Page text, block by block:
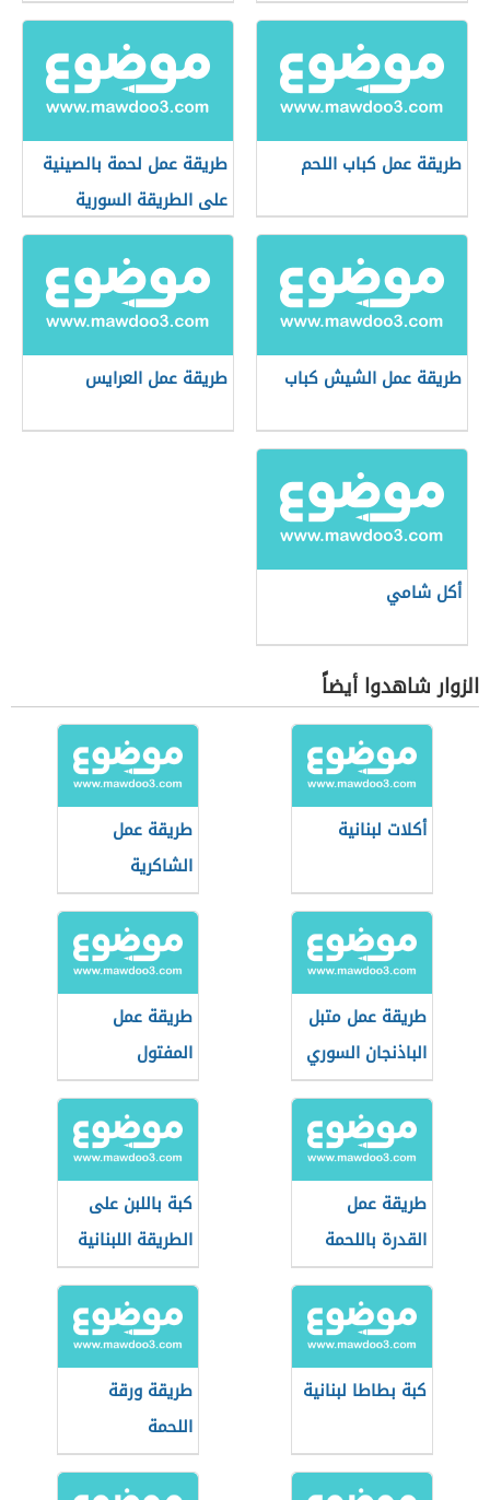
طريقة عمل كباب اللحم
طريقة عمل لحمة بالصينية
على الطريقة السورية
طريقة عمل الشيش كباب طريقة عمل العرايس
أكل شامي
الزوار شاهدوا أيضاً
أكلات لبنانية
طريقة عمل
الشاكرية
طريقة عمل متبل
الباذنجان السوري
طريقة عمل
المفتول
الفلسطيني
طريقة عمل
القدرة باللحمة
كبة باللبن على
الطريقة اللبنانية
كبة بطاطا لبنانية
طريقة ورقة
اللحمة